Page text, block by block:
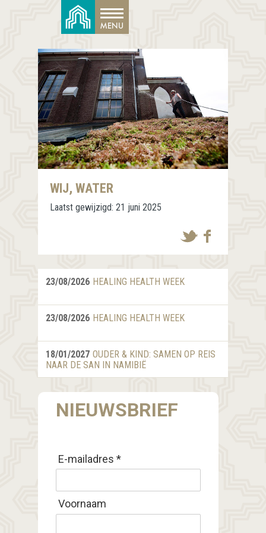
WIJ, WATER
Laatst gewijzigd: 21 juni 2025
23/08/2026 HEALING HEALTH WEEK
23/08/2026 HEALING HEALTH WEEK
18/01/2027 OUDER & KIND: SAMEN OP REIS
NAAR DE SAN IN NAMIBIË
NIEUWSBRIEF
E-mailadres *
Voornaam